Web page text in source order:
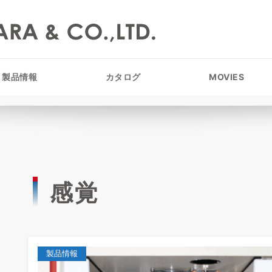
製品情報 カタログ MOVIES
感覚
製品情報